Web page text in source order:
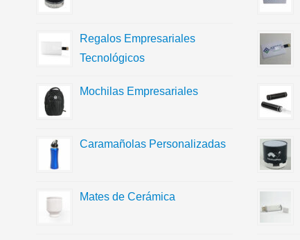
Regalos Empresariales
Tecnológicos
Mochilas Empresariales
Caramañolas Personalizadas
Mates de Cerámica